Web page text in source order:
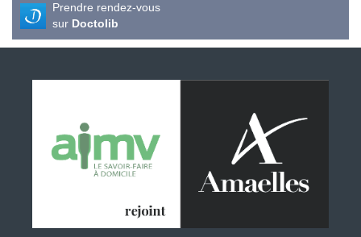
Prendre rendez-vous
sur Doctolib